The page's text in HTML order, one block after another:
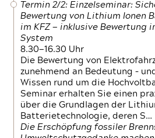
Termin 2/2: Einzelseminar:
Bewertung von Lithium Ionen
im KFZ — inklusive Bewertung
System
8.30—16.30 Uhr
Die Bewertung von
zunehmend an Bedeutung –
Wissen rund um die
Seminar erhalten Sie einen
über die Grundlagen der
Batterietechnologie, deren S…
Die Erschöpfung fossiler